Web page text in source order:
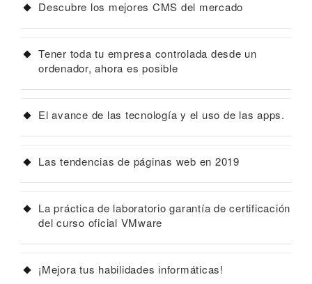
Descubre los mejores CMS del mercado
Tener toda tu empresa controlada desde un
ordenador, ahora es posible
El avance de las tecnología y el uso de las apps.
Las tendencias de páginas web en 2019
La práctica de laboratorio garantía de certificación
del curso oficial VMware
¡Mejora tus habilidades informáticas!